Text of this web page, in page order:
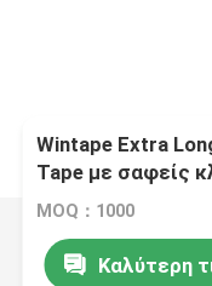
Wintape Extra
Tape με σαφείς
εκατοστών
MOQ：1000
Καλύτερη